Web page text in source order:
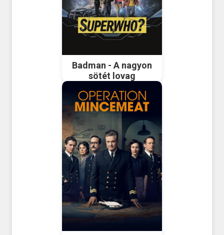
Badman - A nagyon
sötét lovag